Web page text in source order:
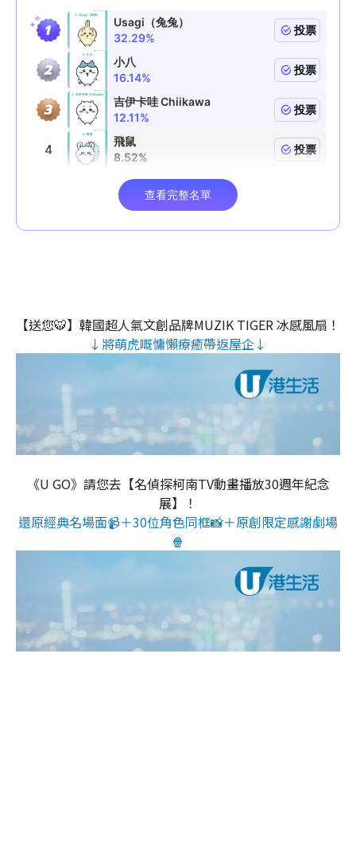
【送您🐯】韓國超人氣文創品牌MUZIK TIGER 冰感風扇！
↓將萌虎嘅慵懶療癒帶返屋企↓
《U GO》請您去【名偵探柯南TV動畫播放30週年紀念
展】！
還原經典名場面📹＋30位角色同框📸＋原創限定感謝劇場
🍿